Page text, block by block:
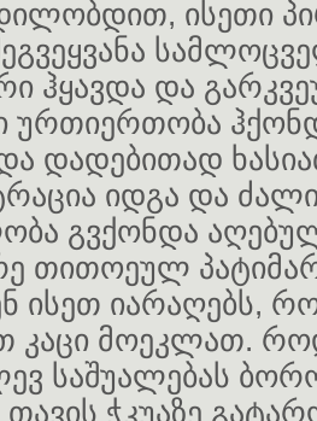
ისეთი
ჰყავდა და
ურთიერთობა
დადებითად
იდგა და
გვქონდა
თითოეულ
ისეთ იარაღებს,
კაცი მოეკლათ.
საშუალებას
ჭკუაზე